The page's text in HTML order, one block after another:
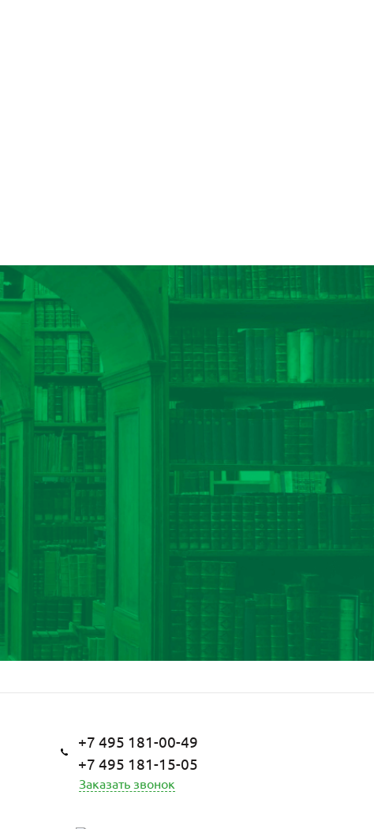
+7 495 181-00-49
+7 495 181-15-05
Заказать звонок